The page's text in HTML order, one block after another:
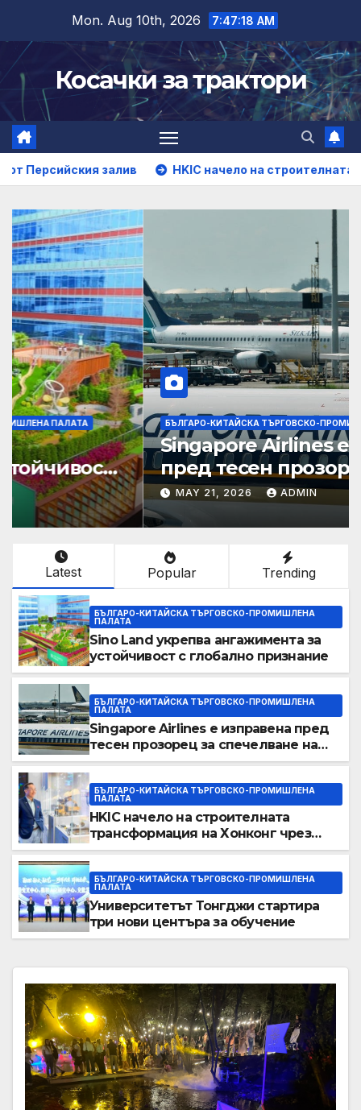
content
Mon. Aug 10th, 2026 7:47:20 AM
Косачки за трактори
HKIC начело на строителната трансформация на
БЪЛГАРО-КИТАЙСКА ТЪРГОВСКО-ПРОМИШЛЕНА ПАЛАТА
Sino Land укрепва
ангажимента за устойчивост
с глобално признание
MAY 21, 2026 ADMIN
Latest Popular Trending
БЪЛГАРО-КИТАЙСКА ТЪРГОВСКО-ПРОМИШЛЕНА
ПАЛАТА
Sino Land укрепва ангажимента за
устойчивост с глобално признание
БЪЛГАРО-КИТАЙСКА ТЪРГОВСКО-ПРОМИШЛЕНА
ПАЛАТА
Singapore Airlines е изправена пред
тесен прозорец за спечелване на
пазарен дял от конкурентите си от
БЪЛГАРО-КИТАЙСКА ТЪРГОВСКО-ПРОМИШЛЕНА
ПАЛАТА
HKIC начело на строителната
трансформация на Хонконг чрез
приемане на AI+
БЪЛГАРО-КИТАЙСКА ТЪРГОВСКО-ПРОМИШЛЕНА
ПАЛАТА
Университетът Тонгджи стартира
три нови центъра за обучение